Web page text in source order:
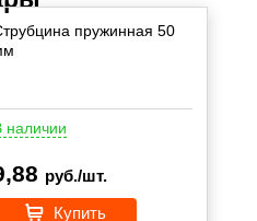
пружинная 50
наличии
руб./шт.
Купить